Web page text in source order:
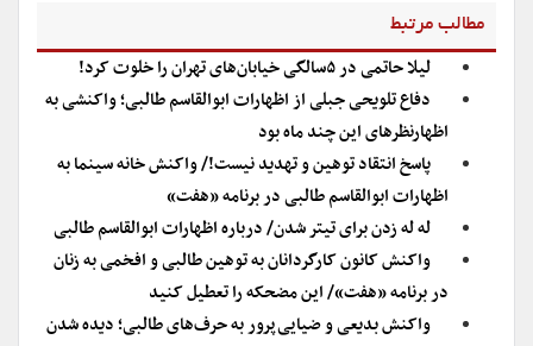
مطالب مرتبط
لیلا حاتمی در ۵سالگی خیابان‌های تهران را خلوت کرد!
دفاع تلویحی جبلی از اظهارات ابوالقاسم طالبی؛ واکنشی به
اظهارنظرهای این چند ماه بود
پاسخ انتقاد توهین و تهدید نیست!/ واکنش خانه سینما به
اظهارات ابوالقاسم طالبی در برنامه «هفت»
له له زدن برای تیتر شدن/ درباره اظهارات ابوالقاسم طالبی
واکنش کانون کارگردانان به توهین طالبی و افخمی به زنان
در برنامه «هفت»/ این مضحکه را تعطیل کنید
واکنش بدیعی و ضیایی‌پرور به حرف‌های طالبی؛ دیده شدن